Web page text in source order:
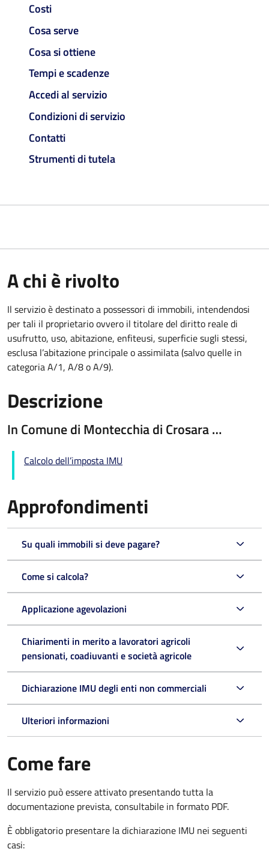
Costi
Cosa serve
Cosa si ottiene
Tempi e scadenze
Accedi al servizio
Condizioni di servizio
Contatti
Strumenti di tutela
A chi è rivolto
Il servizio è destinato a possessori di immobili, intendendosi
per tali il proprietario ovvero il titolare del diritto reale di
usufrutto, uso, abitazione, enfiteusi, superficie sugli stessi,
esclusa l’abitazione principale o assimilata (salvo quelle in
categoria A/1, A/8 o A/9).
Descrizione
In Comune di Montecchia di Crosara …
Calcolo dell’imposta IMU
Approfondimenti
Su quali immobili si deve pagare?
Come si calcola?
Applicazione agevolazioni
Chiarimenti in merito a lavoratori agricoli
pensionati, coadiuvanti e società agricole
Dichiarazione IMU degli enti non commerciali
Ulteriori informazioni
Come fare
Il servizio può essere attivato presentando tutta la
documentazione prevista, consultabile in formato PDF.
È obbligatorio presentare la dichiarazione IMU nei seguenti
casi: